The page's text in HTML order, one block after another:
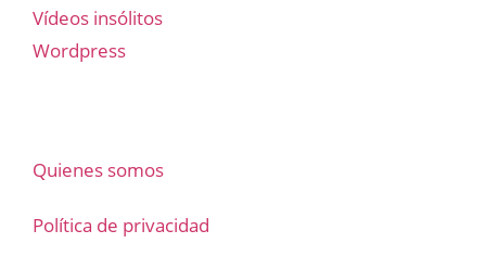
Vídeos insólitos
Wordpress
Quienes somos
Política de privacidad